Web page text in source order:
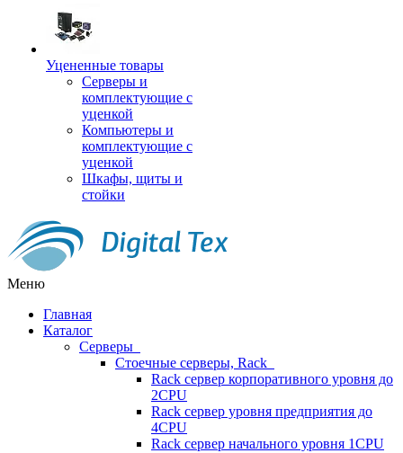
Уцененные товары
Серверы и
комплектующие с
уценкой
Компьютеры и
комплектующие с
уценкой
Шкафы, щиты и
стойки
Меню
Главная
Каталог
Серверы
Стоечные серверы, Rack
Rack сервер корпоративного уровня до
2CPU
Rack сервер уровня предприятия до
4CPU
Rack сервер начального уровня 1CPU